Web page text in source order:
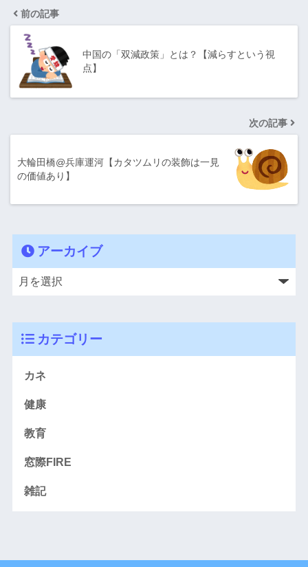
前の記事
中国の「双減政策」とは？【減らすという視
点】
次の記事
大輪田橋@兵庫運河【カタツムリの装飾は一見
の価値あり】
アーカイブ
カテゴリー
カネ
健康
教育
窓際FIRE
雑記